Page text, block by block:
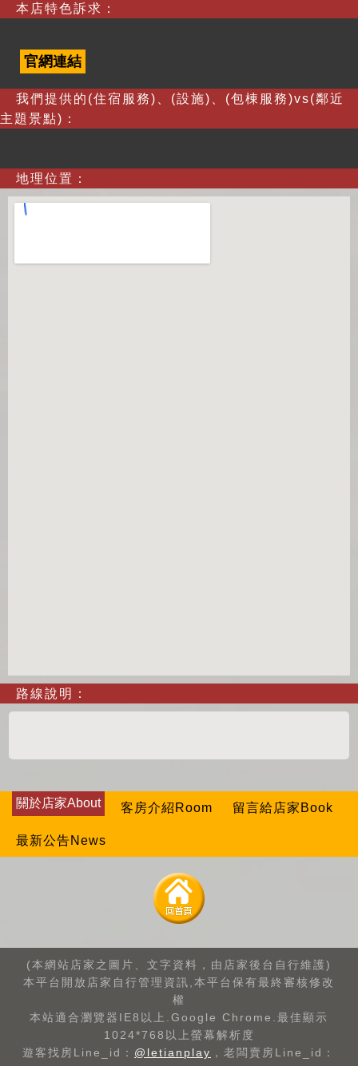
本店特色訴求：
官網連結
我們提供的(住宿服務)、(設施)、(包棟服務)vs(鄰近
主題景點)：
地理位置：
路線說明：
關於店家About 客房介紹Room 留言給店家Book
最新公告News
(本網站店家之圖片、文字資料，由店家後台自行維護)
本平台開放店家自行管理資訊,本平台保有最終審核修改
權
本站適合瀏覽器IE8以上.Google Chrome.最佳顯示
1024*768以上螢幕解析度
遊客找房Line_id： @letianplay ，老闆賣房Line_id：